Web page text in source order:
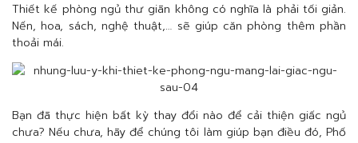
Thiết kế phòng ngủ thư giãn không có nghĩa là phải tối giản.
Nến, hoa, sách, nghệ thuật,… sẽ giúp căn phòng thêm phần
thoải mái.
Bạn đã thực hiện bất kỳ thay đổi nào để cải thiện giấc ngủ
chưa? Nếu chưa, hãy để chúng tôi làm giúp bạn điều đó, Phố